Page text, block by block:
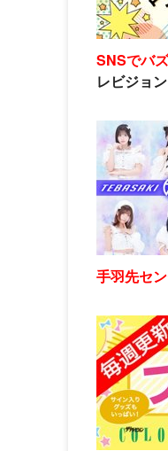
SNSでバ
レビジョ
手羽先セ